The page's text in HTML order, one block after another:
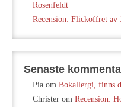
Rosenfeldt
Recension: Flickoffret av
Senaste
Pia om Bokallergi, finns
Christer om Recension: